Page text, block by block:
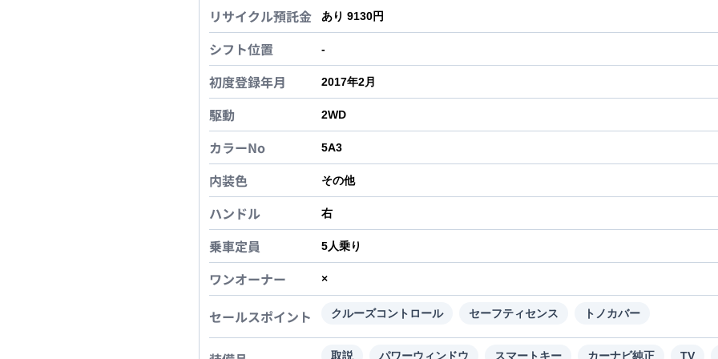
リサイクル預託金 あり 9130円
シフト位置 -
初度登録年月 2017年2月
駆動 2WD
カラーNo 5A3
内装色 その他
ハンドル 右
乗車定員 5人乗り
ワンオーナー ×
セールスポイント クルーズコントロール セーフティセンス トノカバー
取説 パワーウィンドウ スマートキー カーナビ純正 TV